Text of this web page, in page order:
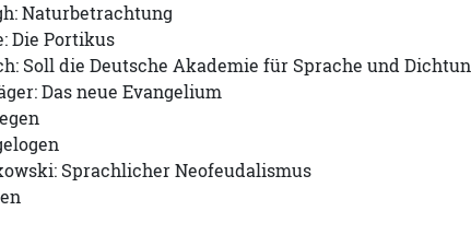
Naturbetrachtung
Die Portikus
Soll die Deutsche Akademie für Sprache und
Das neue Evangelium
Sprachlicher Neofeudalismus